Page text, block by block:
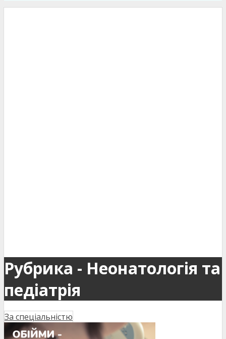
Рубрика - Неонатологія та
педіатрія
За спеціальністю